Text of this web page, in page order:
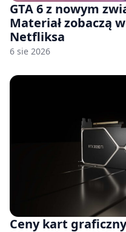
GTA 6 z nowym
Materiał zobaczą
Netfliksa
6 sie 2026
Ceny kart